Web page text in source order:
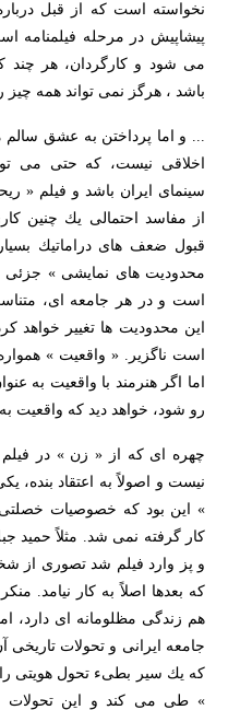
نخواسته است كه از قبل
پیشاپیش در مرحله فیلمنامه
می شود و كارگردان، هر چند
باشد ، هرگز نمی تواند همه چیز
... و اما پرداختن به عشق سالم
اخلاقی نیست، كه حتی می
سینمای ایران باشد و فیلم «
از مفاسد احتمالی یك چنین
قبول ضعف های دراماتیك
محدودیت های نمایشی » جزئی
است و در هر جامعه ای،
این محدودیت ها تغییر خواهد
است ناگزیر. « واقعیت »
اما اگر هنرمند با واقعیت به
رو شود، خواهد دید كه واقعیت
چهره ای كه از « زن » در
نیست و اصولاً به اعتقاد بنده،
» این بود كه خصوصیات خصلتی
كار گرفته نمی شد. مثلاً حمید
و پز وارد فیلم شد تصوری از
كه بعدها اصلاً به كار نیامد.
هم زندگی مظلومانه ای دارد،
جامعه ایرانی و تحولات
كه یك سیر بطیء تحول هویتی
» طی می كند و این تحولات